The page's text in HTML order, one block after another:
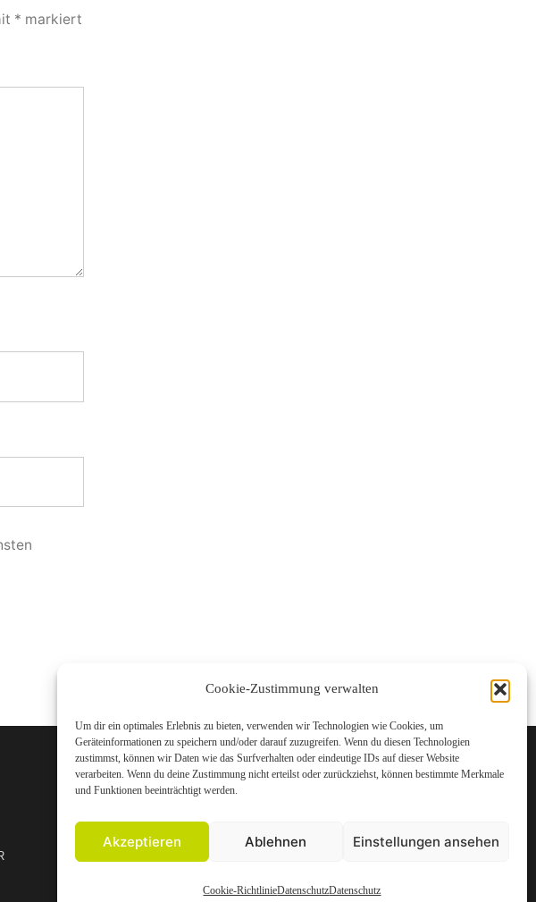
Cookie-Zustimmung verwalten
Um dir ein optimales Erlebnis zu bieten, verwenden wir Technologien wie Cookies, um
Geräteinformationen zu speichern und/oder darauf zuzugreifen. Wenn du diesen Technologien
zustimmst, können wir Daten wie das Surfverhalten oder eindeutige IDs auf dieser Website
verarbeiten. Wenn du deine Zustimmung nicht erteilst oder zurückziehst, können bestimmte Merkmale
und Funktionen beeinträchtigt werden.
Akzeptieren Ablehnen Einstellungen ansehen
Cookie-RichtlinieDatenschutzDatenschutz
* markiert
ANFAHRT
Am Vorderwald 1,
65520 Bad Camberg